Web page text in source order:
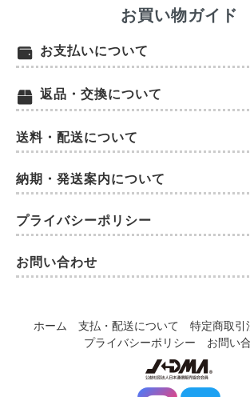
お買い物ガイド
お支払いについて
返品・交換について
送料・配送について
納期・発送案内について
プライバシーポリシー
お問い合わせ
ホーム 支払・配送について
特定商取引
プライバシーポリシー
お問い